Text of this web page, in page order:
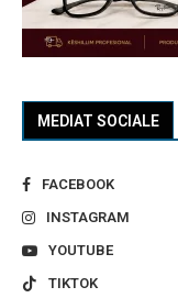
MEDIAT SOCIALE
FACEBOOK
INSTAGRAM
YOUTUBE
TIKTOK